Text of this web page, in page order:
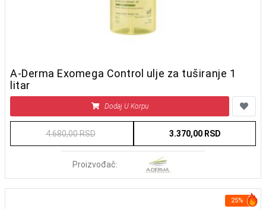
A-Derma Exomega Control ulje za tuširanje 1
litar
Dodaj U Korpu
4.680,00 RSD 3.370,00 RSD
Proizvođač:
25%